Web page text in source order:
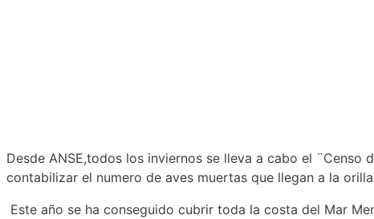
Desde ANSE,todos los inviernos se lleva a cabo el
contabilizar el numero de aves muertas que llegan a la
Este año se ha conseguido cubrir toda la costa del Mar